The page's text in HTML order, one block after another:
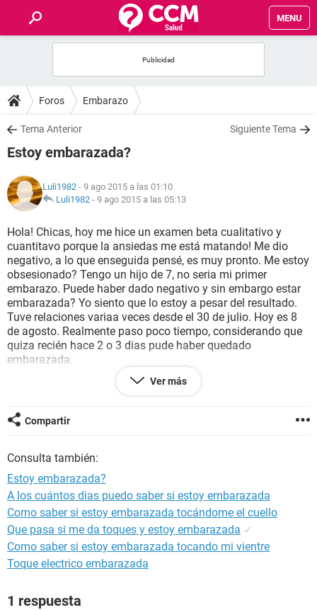
MENU
FOROS
SALUD
FAMILIA
NUTRICIÓN
BIENESTAR
SEXUALIDAD
GLOSARIO
Foros Embarazo
Tema Anterior Siguiente Tema
Estoy embarazada?
Luli1982 - 9 ago 2015 a las 01:10
Luli1982 - 9 ago 2015 a las 05:13
Hola! Chicas, hoy me hice un examen beta cualitativo y
cuantitavo porque la ansiedas me está matando! Me dio
negativo, a lo que enseguida pensé, es muy pronto. Me estoy
obsesionado? Tengo un hijo de 7, no seria mi primer
embarazo. Puede haber dado negativo y sin embargo estar
embarazada? Yo siento que lo estoy a pesar del resultado.
Tuve relaciones variaa veces desde el 30 de julio. Hoy es 8
de agosto. Realmente paso poco tiempo, considerando que
quiza recién hace 2 o 3 dias pude haber quedado
embarazada.
Que opinan? Sera 100% un no o deberia repetirlo? A todo
esto tengo un tremendo dolor de cabeza y mal estar pero no
Gracias!
Ver más
Compartir
Consulta también:
Estoy embarazada?
A los cuántos dias puedo saber si estoy embarazada
Como saber si estoy embarazada tocándome el cuello
Que pasa si me da toques y estoy embarazada ✓
Como saber si estoy embarazada tocando mi vientre
Toque electrico embarazada
1 respuesta